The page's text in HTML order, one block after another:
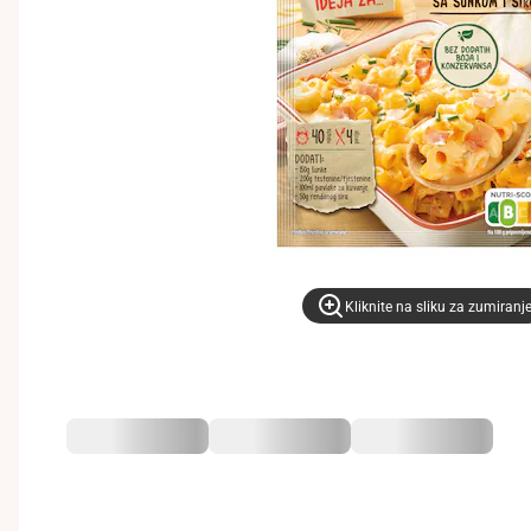
Kliknite na sliku za zumiranje